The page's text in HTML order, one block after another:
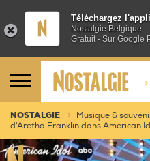
Téléchargez
Nostalgie Belgique
Gratuit - Sur Google
>
NOSTALGIE Musique &
d'Aretha Franklin dans American